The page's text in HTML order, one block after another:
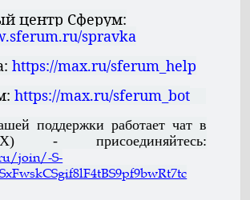
центр Сферум:
spravka
https://max.ru/sferum_help
https://max.ru/sferum_bot
поддержки работает чат в
- присоединяйтесь:
join/-S-